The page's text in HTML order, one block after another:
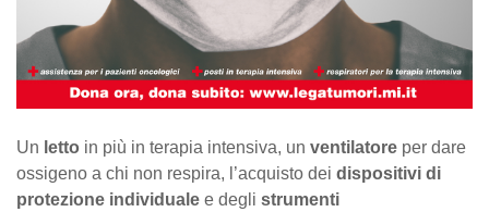
Un letto in più in terapia intensiva, un ventilatore per dare
ossigeno a chi non respira, l’acquisto dei dispositivi di
protezione individuale e degli strumenti